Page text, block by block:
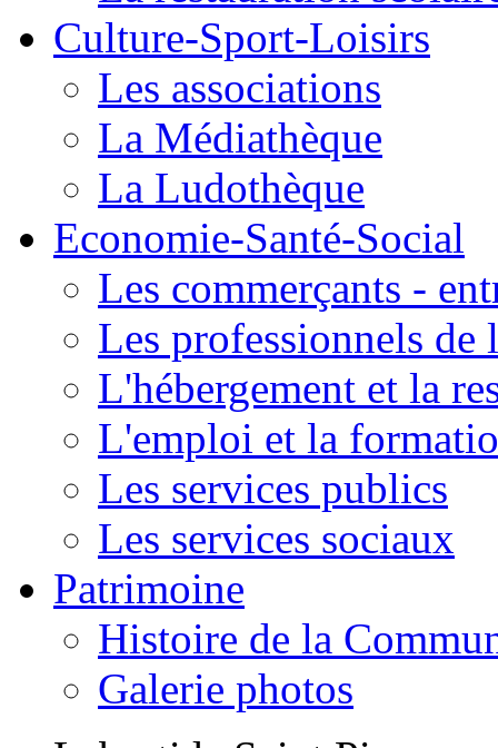
Culture-Sport-Loisirs
Les associations
La Médiathèque
La Ludothèque
Economie-Santé-Social
Les commerçants -
Les professionnels de
L'hébergement et la
L'emploi et la
Les services publics
Les services sociaux
Patrimoine
Histoire de la
Galerie photos